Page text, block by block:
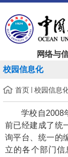
网络与
校园信息化
首页 校园信息
学校自2008
前已经建成了统
询平台、统一的
立的各个部门